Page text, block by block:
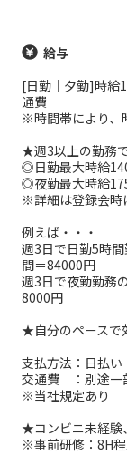
給与
[日勤｜夕勤]時給
通費
※時間帯により、
★週3以上の勤務
◎日勤最大時給
◎夜勤最大時給
※詳細は登録会時
例えば・・・
週3日で日勤5時
間＝84000円
週3日で夜勤勤
8000円
★自分のペースで
支払方法：日払い
交通費 ：別途一
※当社規定あり
★コンビニ未経験
※事前研修：8H